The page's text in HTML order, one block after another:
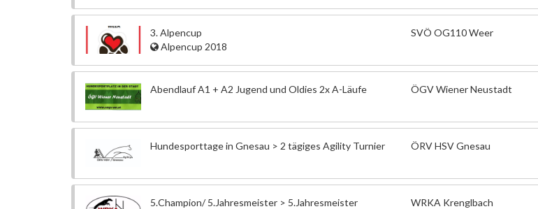
3. Alpencup
Alpencup 2018
SVÖ OG110 Weer
Abendlauf A1 + A2 Jugend und Oldies 2x A-Läufe ÖGV Wiener Neustadt
Hundesporttage in Gnesau > 2 tägiges Agility Turnier ÖRV HSV Gnesau
5.Champion/ 5.Jahresmeister > 5.Jahresmeister WRKA Krenglbach